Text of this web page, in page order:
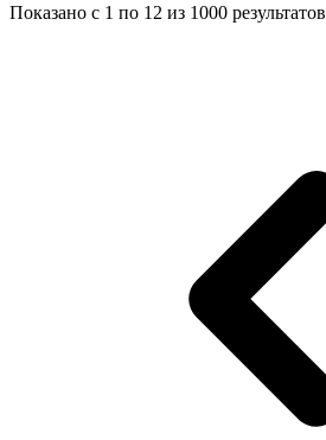
Показано с 1 по 12 из 1000 результатов